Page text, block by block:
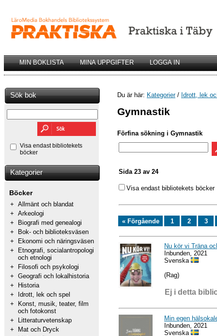
MIN BOKLISTA MINA UPPGIFTER LOGGA IN
Sök bok
Visa endast bibliotekets
böcker
Kategorier
Böcker
+ Allmänt och blandat
+ Arkeologi
+
Biografi med genealogi
+
Bok- och biblioteksväsen
+
Ekonomi och näringsväsen
+
Etnografi, socialantropologi
och etnologi
+
Filosofi och psykologi
+ Geografi och lokalhistoria
+
Historia
+
Idrott, lek och spel
+
Konst, musik, teater, film
och fotokonst
+
Litteraturvetenskap
+
Mat och Dryck
Du är här: Kategorier/ Idrott, lek
Gymnastik
Förfina sökning i Gymnastik
Sida 23 av 24
Visa endast bibliotekets böcker
« Förgående 1 2 3
Nu kör vi Träna
Inbunden, 2021
Svenska
(Rag)
Ej i detta
Min egen
Inbunden, 2021
Svenska